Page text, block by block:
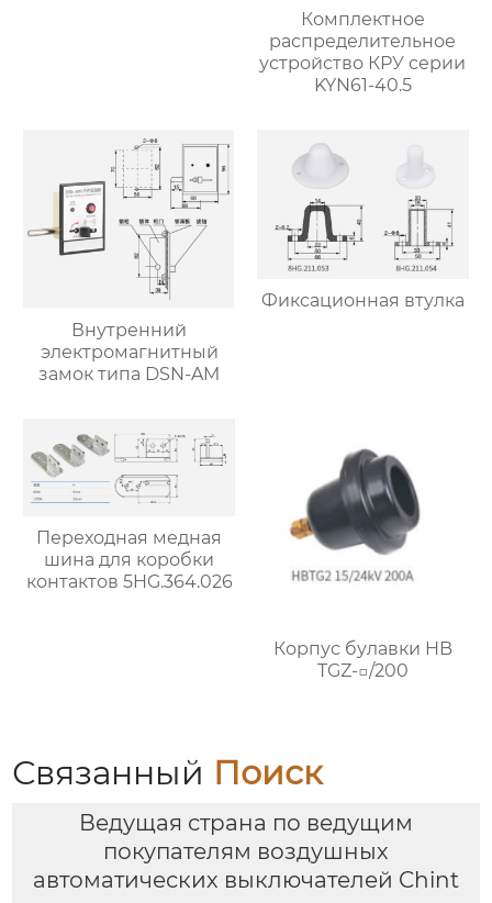
Комплектное
распределительное
устройство КРУ серии
KYN61-40.5
Внутренний
электромагнитный
замок типа DSN-AM
Фиксационная втулка
Переходная медная
шина для коробки
контактов 5HG.364.026
Корпус булавки HB
TGZ-□/200
Связанный Поиск
Ведущая страна по ведущим
покупателям воздушных
автоматических выключателей Chint